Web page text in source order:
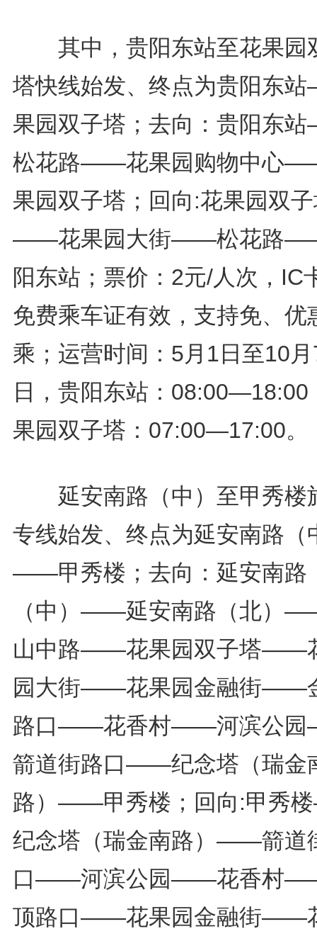
其中，贵阳东站至花果园
塔快线始发、终点为贵阳东
果园双子塔；去向：贵阳东
松花路——花果园购物中心
果园双子塔；回向:花果园双
——花果园大街——松花路
阳东站；票价：2元/人次，IC
免费乘车证有效，支持免、优
乘；运营时间：5月1日至10
日，贵阳东站：08:00—18:00
果园双子塔：07:00—17:00。
延安南路（中）至甲秀楼
专线始发、终点为延安南路（
——甲秀楼；去向：延安南路
（中）——延安南路（北）
山中路——花果园双子塔——
园大街——花果园金融街——
路口——花香村——河滨公
箭道街路口——纪念塔（瑞金
路）——甲秀楼；回向:甲秀
纪念塔（瑞金南路）——箭道
口——河滨公园——花香村
顶路口——花果园金融街——